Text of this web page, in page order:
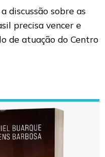
discussão sobre as
precisa vencer e
de atuação do Centro